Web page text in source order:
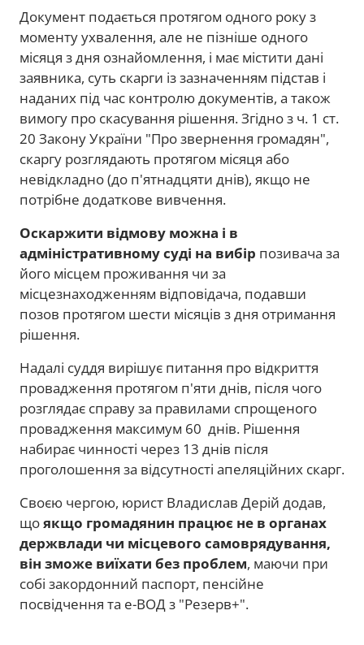
Документ подається протягом одного року з
моменту ухвалення, але не пізніше одного
місяця з дня ознайомлення, і має містити дані
заявника, суть скарги із зазначенням підстав і
наданих під час контролю документів, а також
вимогу про скасування рішення. Згідно з ч. 1 ст.
20 Закону України "Про звернення громадян",
скаргу розглядають протягом місяця або
невідкладно (до п'ятнадцяти днів), якщо не
потрібне додаткове вивчення.
Оскаржити відмову можна і в
адміністративному суді на вибір позивача за
його місцем проживання чи за
місцезнаходженням відповідача, подавши
позов протягом шести місяців з дня отримання
рішення.
Надалі суддя вирішує питання про відкриття
провадження протягом п'яти днів, після чого
розглядає справу за правилами спрощеного
провадження максимум 60 днів. Рішення
набирає чинності через 13 днів після
проголошення за відсутності апеляційних скарг.
Своєю чергою, юрист Владислав Дерій додав,
щоякщо громадянин працює не в органах
держвлади чи місцевого самоврядування,
він зможе виїхати без проблем, маючи при
собі закордонний паспорт, пенсійне
посвідчення та е-ВОД з "Резерв+".